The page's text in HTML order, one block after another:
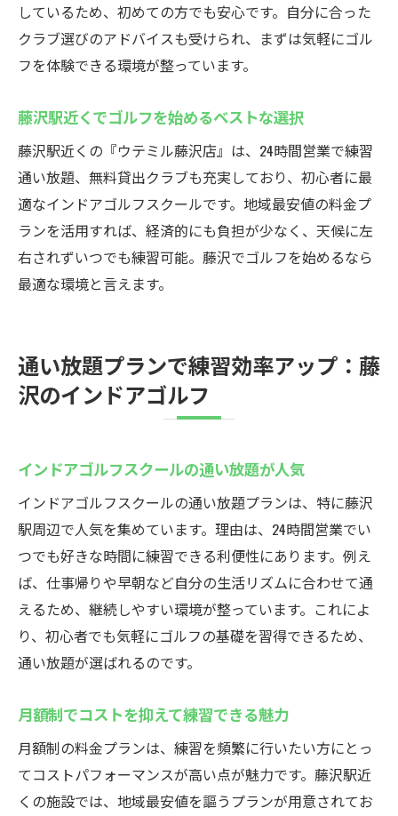
しているため、初めての方でも安心です。自分に合った
クラブ選びのアドバイスも受けられ、まずは気軽にゴル
フを体験できる環境が整っています。
藤沢駅近くでゴルフを始めるベストな選択
藤沢駅近くの『ウテミル藤沢店』は、24時間営業で練習
通い放題、無料貸出クラブも充実しており、初心者に最
適なインドアゴルフスクールです。地域最安値の料金プ
ランを活用すれば、経済的にも負担が少なく、天候に左
右されずいつでも練習可能。藤沢でゴルフを始めるなら
最適な環境と言えます。
通い放題プランで練習効率アップ：藤
沢のインドアゴルフ
インドアゴルフスクールの通い放題が人気
インドアゴルフスクールの通い放題プランは、特に藤沢
駅周辺で人気を集めています。理由は、24時間営業でい
つでも好きな時間に練習できる利便性にあります。例え
ば、仕事帰りや早朝など自分の生活リズムに合わせて通
えるため、継続しやすい環境が整っています。これによ
り、初心者でも気軽にゴルフの基礎を習得できるため、
通い放題が選ばれるのです。
月額制でコストを抑えて練習できる魅力
月額制の料金プランは、練習を頻繁に行いたい方にとっ
てコストパフォーマンスが高い点が魅力です。藤沢駅近
くの施設では、地域最安値を謳うプランが用意されてお